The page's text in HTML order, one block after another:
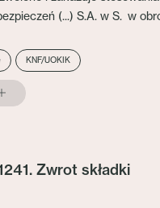
(...) S.A. w S. w
KNF/UOKIK
Zwrot składki